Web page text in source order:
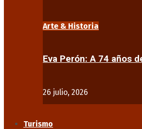
Arte & Historia
Eva Perón: A 74 años
26 julio, 2026
Turismo